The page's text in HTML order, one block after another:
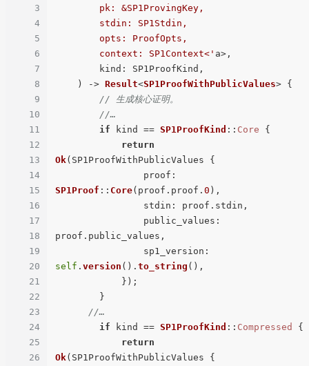
3
4
5
6
7
8
9
10
11
12
13
14
15
16
17
18
19
20
21
22
23
24
25
26
        context: SP1Context<'
a>,
) -> Result<SP1ProofWithPublicValues> {
// 生成核心证明。
//…
if kind == SP1ProofKind :: Core {
return
Ok(SP1ProofWithPublicValues {
proof
SP1Proof :: Core(proof.proof. 0 ),
stdin : proof.stdin,
public_values :
proof.public_values,
sp1_version
self . version (). to_string (),
//…
if kind == SP1ProofKind :: Compressed
{
return
Ok(SP1ProofWithPublicValues {